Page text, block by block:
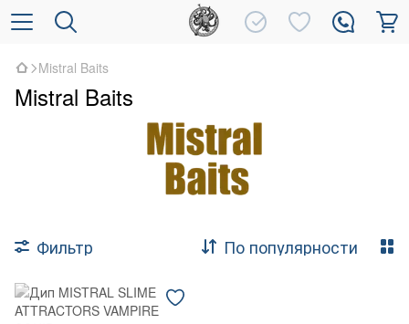
Mistral Baits
Mistral Baits
Фильтр По популярности